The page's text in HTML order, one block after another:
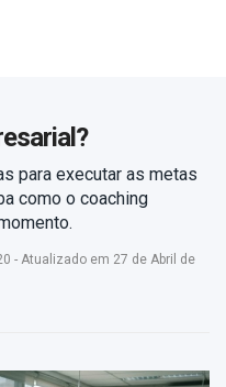
para executar as metas
como o coaching
- Atualizado em 27 de Abril de